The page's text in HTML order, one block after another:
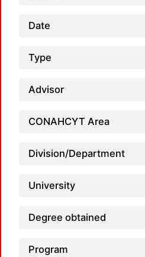
Date
Type
Advisor
CONAHCYT Area
Division/Department
University
Degree obtained
Program